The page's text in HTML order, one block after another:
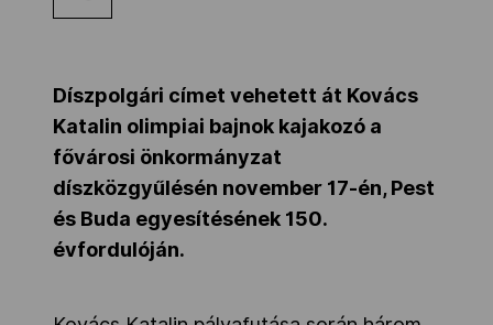
Társszervezetek
OVEP
Adatbank
Díszpolgári címet vehetett át Kovács
Katalin olimpiai bajnok kajakozó a
fővárosi önkormányzat
díszközgyűlésén november 17-én, Pest
és Buda egyesítésének 150.
évfordulóján.